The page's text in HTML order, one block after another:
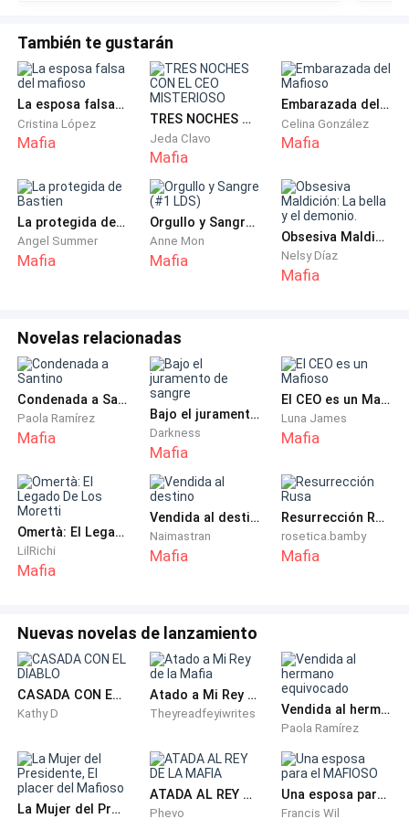
eso consiguió. Amelia, su madrastra, la detuvo antes
de entrar.
—Es tu fiesta. No tienes que complacerlos. Aunque tu
padre y tu hermana quieran robársela, hoy se trata de
Camila asintió con una sonrisa pequeña. Amelia su
madrastra fue buena desde que llegó a casa, n era
cruel, al contrario, siempre fue amable. Pero su sola
existencia le recordaba el sufrimiento de su madre.
música.
—La familia es lo más importante. Es la base de la
sociedad. Y como su futuro alcalde, les prometo que
acabaré con criminales como Luciano Ferrer. Ese
malnacido aún no ha pagado, pero lo hará...
Camila contuvo la respiración. El nombre resonó en el
ambiente como una amenaza directa. Todos temían a
Luciano, el heredero maldito de la mafia Ferrer. Pero
ella, más que miedo, sentía una ansiedad creciente
padre.
—Papá... por favor, hoy no —susurró, tocándole el
brazo.
—Mi hija Camila, mi hija mayor, hoy cumple veintidós
años. Felicidades.
También te gustarán
La esposa falsa del mafioso
Cristina López
Mafia
TRES NOCHES CON EL CEO MISTERIOSO
Jeda Clavo
Mafia
Embarazada del Mafioso
Celina González
Mafia
La protegida de Bastien
Angel Summer
Mafia
Orgullo y Sangre (#1 LDS)
Anne Mon
Mafia
Obsesiva Maldición: La bella y el demonio.
Nelsy Díaz
Mafia
Novelas relacionadas
Condenada a Santino
Paola Ramírez
Mafia
Bajo el juramento de sangre
Darkness
Mafia
El CEO es un Mafioso
Luna James
Mafia
Omertà: El Legado De Los Moretti
LilRichi
Mafia
Vendida al destino
Naimastran
Mafia
Resurrección Rusa
rosetica.bamby
Mafia
Nuevas novelas de lanzamiento
CASADA CON EL DIABLO
Kathy D
Atado a Mi Rey de la Mafia
Theyreadfeyiwrites Vendida al hermano equivocado
Paola Ramírez
La Mujer del Presidente, El placer del Mafioso
ATADA AL REY DE LA MAFIA
Phevo
Una esposa para el MAFIOSO
Francis Wil